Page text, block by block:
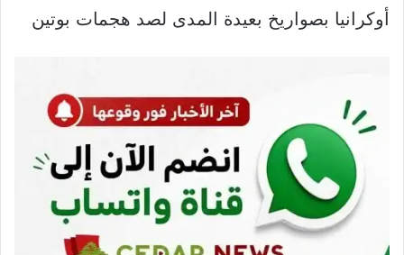
أوكرانيا بصواريخ بعيدة المدى لصد هجمات بوتين